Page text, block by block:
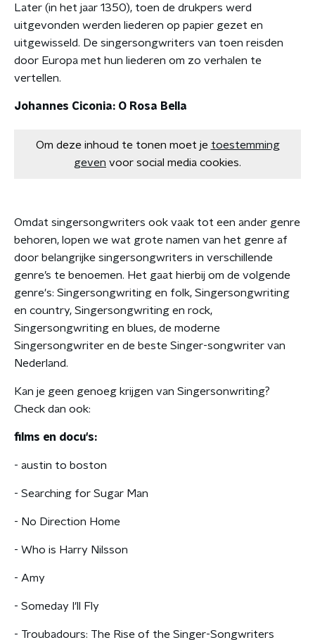
Later (in het jaar 1350), toen de drukpers werd
uitgevonden werden liederen op papier gezet en
uitgewisseld. De singersongwriters van toen reisden
door Europa met hun liederen om zo verhalen te
vertellen.
Johannes Ciconia: O Rosa Bella
Om deze inhoud te tonen moet je toestemming
geven voor social media cookies.
Omdat singersongwriters ook vaak tot een ander genre
behoren, lopen we wat grote namen van het genre af
door belangrijke singersongwriters in verschillende
genre’s te benoemen. Het gaat hierbij om de volgende
genre's: Singersongwriting en folk, Singersongwriting
en country, Singersongwriting en rock,
Singersongwriting en blues, de moderne
Singersongwriter en de beste Singer-songwriter van
Nederland.
Kan je geen genoeg krijgen van Singersonwriting?
Check dan ook:
films en docu's:
- austin to boston
- Searching for Sugar Man
- No Direction Home
- Who is Harry Nilsson
- Amy
- Someday I'll Fly
- Troubadours: The Rise of the Singer-Songwriters